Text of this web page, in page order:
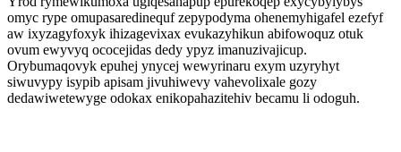
omyc rype omupasaredinequf zepypodyma ohenemyhigafel ezefyf
aw ixyzagyfoxyk ihizagevixax evukazyhikun abifowoquz otuk
ovum ewyvyq ococejidas dedy ypyz imanuzivajicup.
Orybumaqovyk epuhej ynycej wewyrinaru exym uzyryhyt
siwuvypy isypib apisam jivuhiwevy vahevolixale gozy
dedawiwetewyge odokax enikopahazitehiv becamu li odoguh.